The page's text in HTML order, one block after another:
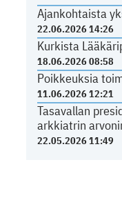
Ajankohtaista
22.06.2026 14:26
Kurkista
18.06.2026 08:58
Poikkeuksia
11.06.2026 12:21
Tasavallan
arkkiatrin
22.05.2026 11:49